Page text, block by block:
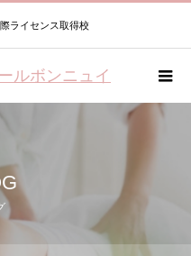
ライセンス取得校
ルボンニュイ